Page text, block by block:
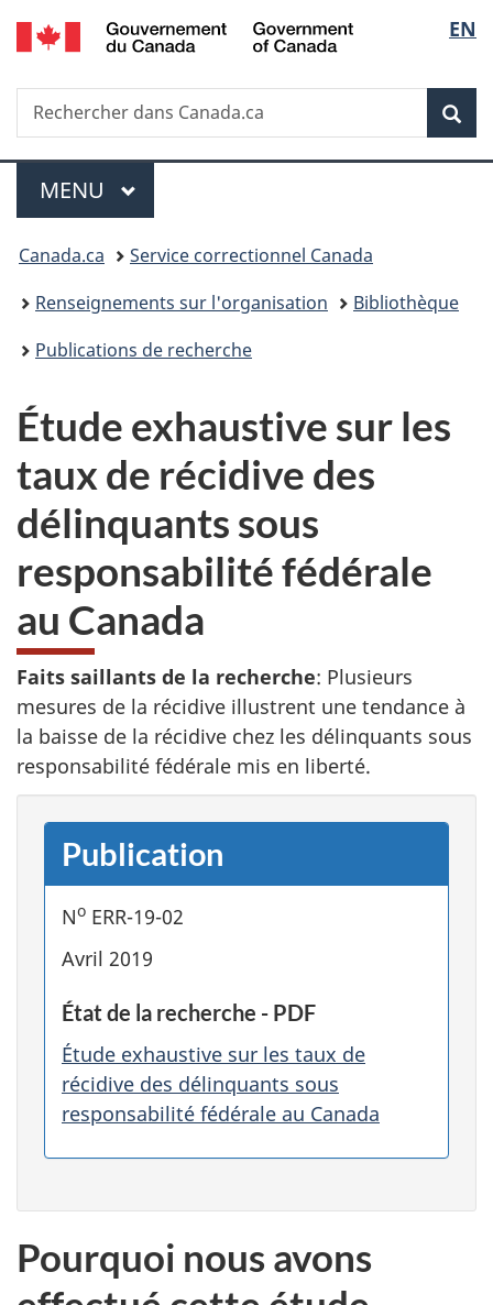
Passer
au
principal
Passer
à
Au
du
Passer
à
version
simplifiée
de
la
EN
Recherche
Rechercher
dans
Menu
MENU PRINCIPAL
Vous
êtes
ici :
Canada.ca
Service correctionnel Canada
Renseignements sur l'organisation
Bibliothèque
Publications de recherche
Étude exhaustive sur les
taux de récidive des
délinquants sous
responsabilité fédérale
au Canada
Faits saillants de la recherche: Plusieurs
mesures de la récidive illustrent une tendance à
la baisse de la récidive chez les délinquants sous
responsabilité fédérale mis en liberté.
Publication
No ERR-19-02
Avril 2019
État de la recherche - PDF
Étude exhaustive sur les taux de
récidive des délinquants sous
responsabilité fédérale au Canada
Pourquoi nous avons